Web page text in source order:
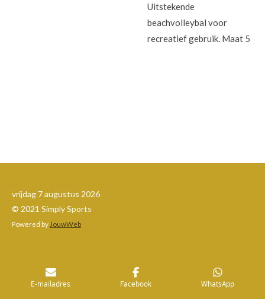
Uitstekende
beachvolleybal voor
recreatief gebruik. Maat 5
vrijdag 7 augustus 2026
© 2021 Simply Sports
Powered by JouwWeb
E-mailadres Facebook WhatsApp